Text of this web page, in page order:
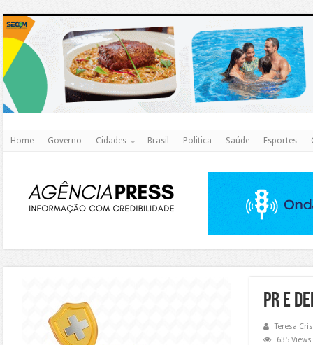
Home Governo Cidades Brasil Politica Saúde Esportes
PR e
Teresa
635 Views